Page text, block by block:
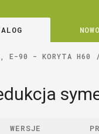
E-90 - KORYTA H60
WERSJE